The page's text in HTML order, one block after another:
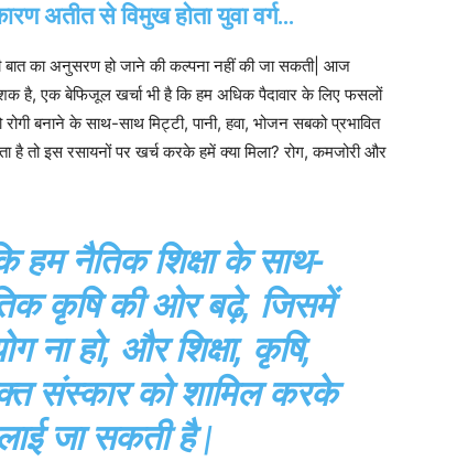
अतीत से विमुख होता युवा वर्ग…
बात का अनुसरण हो जाने की कल्पना नहीं की जा सकती| आज
है, एक बेफिजूल खर्चा भी है कि हम अधिक पैदावार के लिए फसलों
बनाने के साथ-साथ मिट्टी, पानी, हवा, भोजन सबको प्रभावित
है तो इस रसायनों पर खर्च करके हमें क्या मिला? रोग, कमजोरी और
नैतिक शिक्षा के साथ-
कृषि की ओर बढ़े, जिसमें
ना हो, और शिक्षा, कृषि,
संस्कार को शामिल करके
जा सकती है |